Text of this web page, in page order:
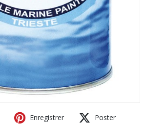
Enregistrer Poster